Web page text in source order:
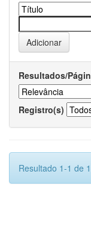
Resultados/
Registro(s)
Resultado 1-1 de